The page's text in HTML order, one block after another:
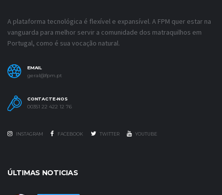
A plataforma tecnológica é flexível e expansível. A FPM quer estar na
vanguarda para melhor servir a comunidade dos matraquilhos em
Portugal, como é sua vocação natural.
EMAIL
geral@fpm.pt
CONTACTE-NOS
00351 22 422 12 76
INSTAGRAM FACEBOOK TWITTER YOUTUBE
ÚLTIMAS NOTICIAS